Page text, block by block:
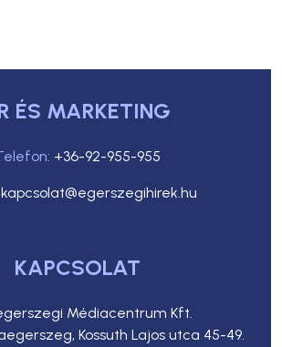
ÉS MARKETING
+36-92-955-955
kapcsolat@egerszegihirek.hu
KAPCSOLAT
Médiacentrum Kft.
Kossuth Lajos utca 45-49.